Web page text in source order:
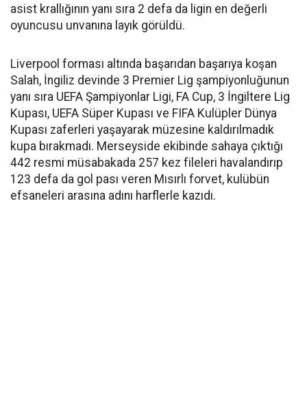
asist krallığının yanı sıra 2 defa da ligin en değerli
oyuncusu unvanına layık görüldü.
Liverpool forması altında başarıdan başarıya koşan
Salah, İngiliz devinde 3 Premier Lig şampiyonluğunun
yanı sıra UEFA Şampiyonlar Ligi, FA Cup, 3 İngiltere Lig
Kupası, UEFA Süper Kupası ve FIFA Kulüpler Dünya
Kupası zaferleri yaşayarak müzesine kaldırılmadık
kupa bırakmadı. Merseyside ekibinde sahaya çıktığı
442 resmi müsabakada 257 kez fileleri havalandırıp
123 defa da gol pası veren Mısırlı forvet, kulübün
efsaneleri arasına adını harflerle kazıdı.